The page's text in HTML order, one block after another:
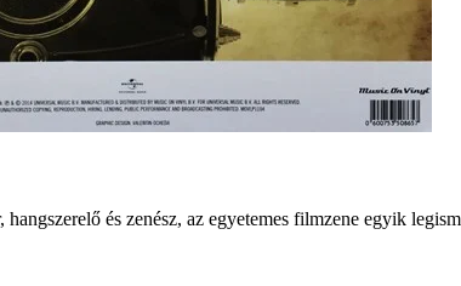
és zenész, az egyetemes filmzene egyik